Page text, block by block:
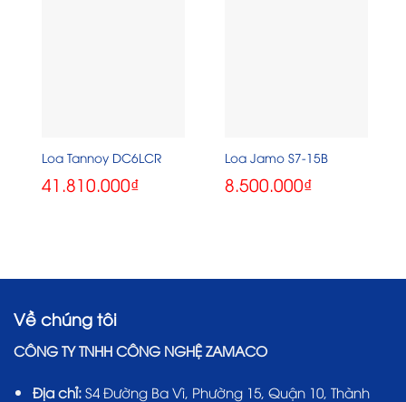
Loa Tannoy DC6LCR
41.810.000₫
Loa Jamo S7-15B
8.500.000₫
Về chúng tôi
CÔNG TY TNHH CÔNG NGHỆ ZAMACO
Địa chỉ: S4 Đường Ba Vì, Phường 15, Quận 10, Thành